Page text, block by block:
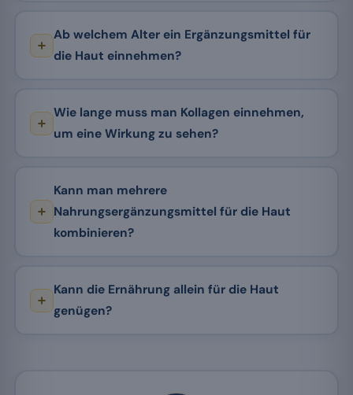
Ab welchem Alter ein Ergänzungsmittel für
die Haut einnehmen?
Wie lange muss man Kollagen einnehmen,
um eine Wirkung zu sehen?
Kann man mehrere
Nahrungsergänzungsmittel für die Haut
kombinieren?
Kann die Ernährung allein für die Haut
genügen?